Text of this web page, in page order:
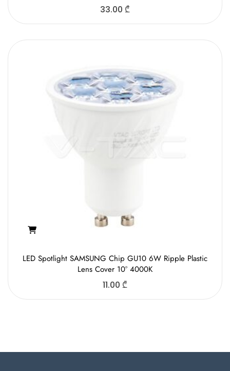
33.00 ₾
LED Spotlight SAMSUNG Chip GU10 6W Ripple Plastic
Lens Cover 10° 4000K
11.00 ₾